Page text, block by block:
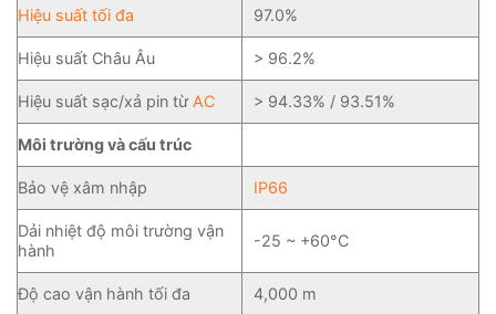
Hiệu suất tối đa 97.0%
Hiệu suất Châu Âu > 96.2%
Hiệu suất sạc/xả pin từ AC > 94.33% / 93.51%
Môi trường và cấu trúc
Bảo vệ xâm nhập IP66
Dải nhiệt độ môi trường vận
hành
-25 ~ +60°C
Độ cao vận hành tối đa 4,000 m